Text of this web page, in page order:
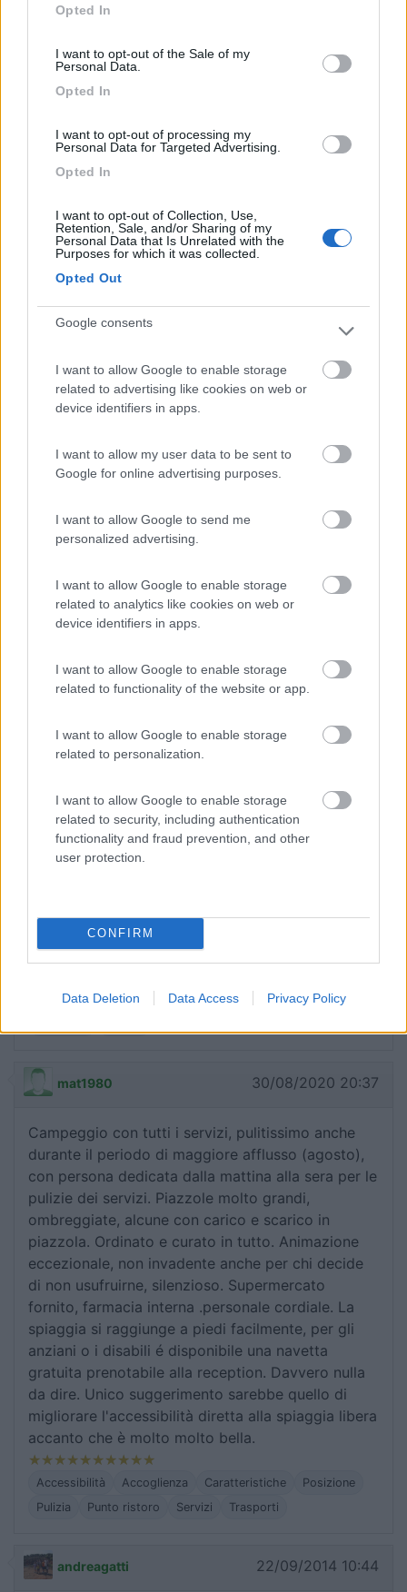
use your data for below specified purposes in below Google
Opted In
I want to opt-out of the Sale of my
Personal Data.
Opted In
I want to opt-out of processing my
Personal Data for Targeted Advertising.
Opted In
I want to opt-out of Collection, Use,
Retention, Sale, and/or Sharing of my
Personal Data that Is Unrelated with the
Purposes for which it was collected.
Opted Out
Google consents
I want to allow Google to enable storage
related to advertising like cookies on web or
device identifiers in apps.
I want to allow my user data to be sent to
Google for online advertising purposes.
I want to allow Google to send me
personalized advertising.
I want to allow Google to enable storage
related to analytics like cookies on web or
device identifiers in apps.
I want to allow Google to enable storage
related to functionality of the website or app.
I want to allow Google to enable storage
related to personalization.
I want to allow Google to enable storage
related to security, including authentication
functionality and fraud prevention, and other
user protection.
CONFIRM
Data Deletion Data Access Privacy Policy
Commenta
Loginpercommentare
Recensioni degli Utenti
Seleziona gli argomenti per leggere le recensioni:
Punto ristoro (2)
Servizi (2) Prezzo (2)
Punto vendita (1)
Accessibilità (1)
Accoglienza (1) Trasporti (1)
Mostra tutto
05/06/2023 13:01
Grande camping village, pulito, organizzato e con
tutti i servizi interni (ristorante, pizzeria,
farmacia).Spiagge attrezzate e libere raggiungibili
a piedi in 5/10 minuti. Ottimo anche per chi ha un
sgambamento.
Servizi
Posto fantastico... solo che per due giorni in area
buio) mi hanno chiesto 200 euro per tre adulti e
una bambina.
Caratteristiche Prezzo
Mau 59
Ottimo, trovare di meglio mon è facile, e poi se si
considera che il tratto di costa del Golfo di
mat1980 30/08/2020 20:37
Campeggio con tutti i servizi, pulitissimo anche
durante il periodo di maggiore afflusso (agosto),
con persona dedicata dalla mattina alla sera per le
pulizie dei servizi. Piazzole molto grandi,
ombreggiate, alcune con carico e scarico in
piazzola. Ordinato e curato in tutto. Animazione
eccezionale, non invadente anche per chi decide
di non usufruirne, silenzioso. Supermercato
fornito, farmacia interna .personale cordiale. La
spiaggia si raggiunge a piedi facilmente, per gli
anziani o i disabili é disponibile una navetta
gratuita prenotabile alla reception. Davvero nulla
da dire. Unico suggerimento sarebbe quello di
migliorare l'accessibilità diretta alla spiaggia libera
accanto che è molto molto bella.
Accessibilità Accoglienza Caratteristiche
Posizione
Pulizia
Punto ristoro Servizi Trasporti
andreagatti 22/09/2014 10:44